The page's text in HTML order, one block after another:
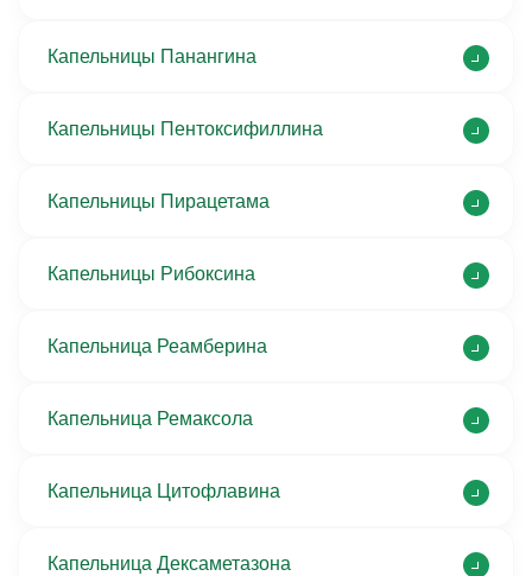
Капельницы Панангина
Капельницы Пентоксифиллина
Капельницы Пирацетама
Капельницы Рибоксина
Капельница Реамберина
Капельница Ремаксола
Капельница Цитофлавина
Капельница Дексаметазона